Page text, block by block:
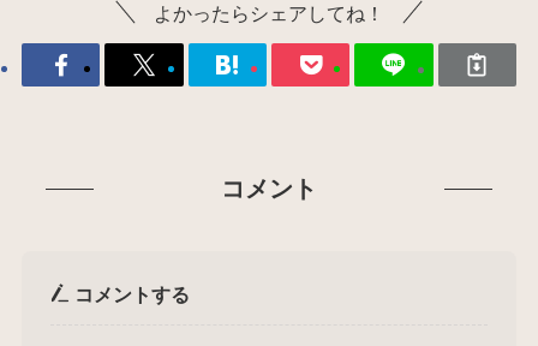
よかったらシェアしてね！
コメント
コメントする